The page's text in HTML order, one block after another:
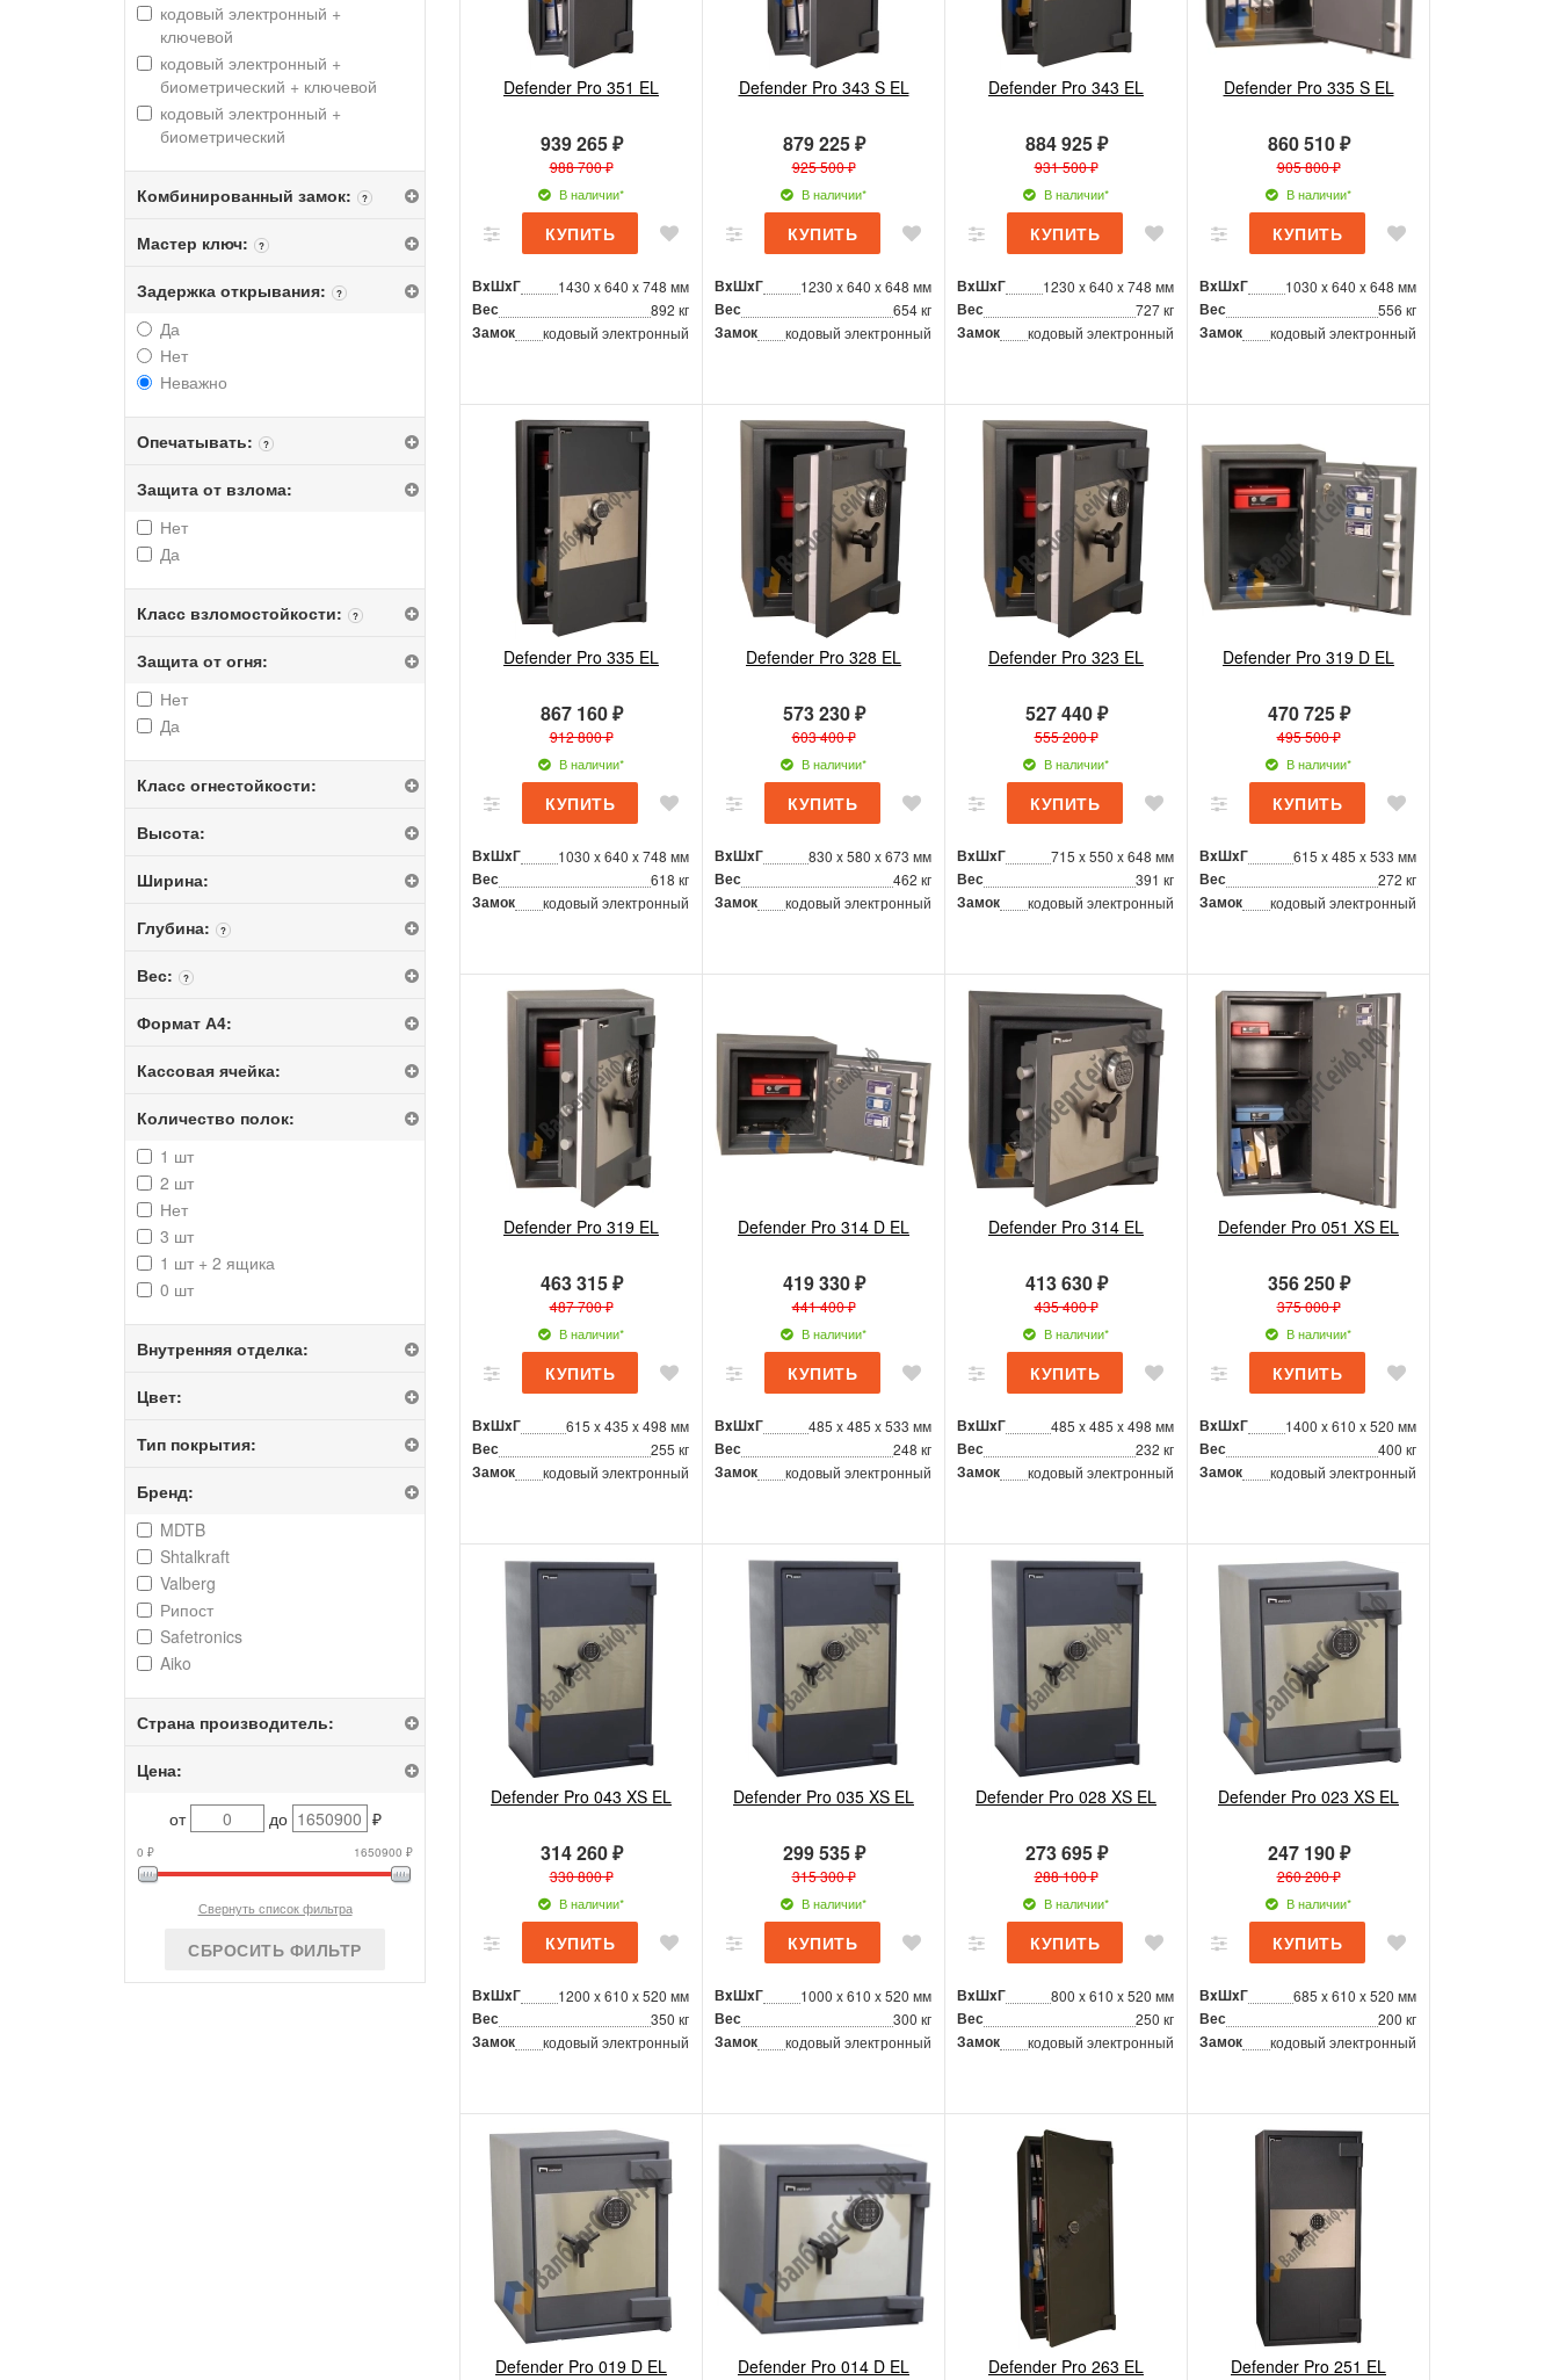
кодовый электронный +
ключевой
кодовый электронный +
биометрический + ключевой
кодовый электронный +
биометрический
Комбинированный замок: ?
Мастер ключ: ?
Задержка открывания: ?
Да
Нет
Неважно
Опечатывать: ?
Защита от взлома:
Нет
Да
Класс взломостойкости: ?
Защита от огня:
Нет
Да
Класс огнестойкости:
Высота:
Ширина:
Глубина: ?
Вес: ?
Формат А4:
Кассовая ячейка:
Количество полок:
1 шт
2 шт
Нет
3 шт
1 шт + 2 ящика
0 шт
Внутренняя отделка:
Цвет:
Тип покрытия:
Бренд:
MDTB
Shtalkraft
Valberg
Рипост
Safetronics
Aiko
Страна производитель:
Цена:
от до ₽
0 ₽ 1650900 ₽
Свернуть список фильтра
СБРОСИТЬ ФИЛЬТР
Defender Pro 351 EL
939 265 ₽
988 700 ₽
В наличии*
ВxШxГ 1430 x 640 x 748 мм
Вес 892 кг
Замок кодовый электронный
Defender Pro 343 S EL
879 225 ₽
925 500 ₽
В наличии*
ВxШxГ 1230 x 640 x 648 мм
Вес 654 кг
Замок кодовый электронный
Defender Pro 343 EL
884 925 ₽
931 500 ₽
В наличии*
ВxШxГ 1230 x 640 x 748 мм
Вес 727 кг
Замок кодовый электронный
Defender Pro 335 S EL
860 510 ₽
905 800 ₽
В наличии*
ВxШxГ 1030 x 640 x 648 мм
Вес 556 кг
Замок кодовый электронный
Defender Pro 335 EL
867 160 ₽
912 800 ₽
В наличии*
ВxШxГ 1030 x 640 x 748 мм
Вес 618 кг
Замок кодовый электронный
Defender Pro 328 EL
573 230 ₽
603 400 ₽
В наличии*
ВxШxГ 830 x 580 x 673 мм
Вес 462 кг
Замок кодовый электронный
Defender Pro 323 EL
527 440 ₽
555 200 ₽
В наличии*
ВxШxГ 715 x 550 x 648 мм
Вес 391 кг
Замок кодовый электронный
Defender Pro 319 D EL
470 725 ₽
495 500 ₽
В наличии*
ВxШxГ 615 x 485 x 533 мм
Вес 272 кг
Замок кодовый электронный
Defender Pro 319 EL
463 315 ₽
487 700 ₽
В наличии*
ВxШxГ 615 x 435 x 498 мм
Вес 255 кг
Замок кодовый электронный
Defender Pro 314 D EL
419 330 ₽
441 400 ₽
В наличии*
ВxШxГ 485 x 485 x 533 мм
Вес 248 кг
Замок кодовый электронный
Defender Pro 314 EL
413 630 ₽
435 400 ₽
В наличии*
ВxШxГ 485 x 485 x 498 мм
Вес 232 кг
Замок кодовый электронный
Defender Pro 051 XS EL
356 250 ₽
375 000 ₽
В наличии*
ВxШxГ 1400 x 610 x 520 мм
Вес 400 кг
Замок кодовый электронный
Defender Pro 043 XS EL
314 260 ₽
330 800 ₽
В наличии*
ВxШxГ 1200 x 610 x 520 мм
Вес 350 кг
Замок кодовый электронный
Defender Pro 035 XS EL
299 535 ₽
315 300 ₽
В наличии*
ВxШxГ 1000 x 610 x 520 мм
Вес 300 кг
Замок кодовый электронный
Defender Pro 028 XS EL
273 695 ₽
288 100 ₽
В наличии*
ВxШxГ 800 x 610 x 520 мм
Вес 250 кг
Замок кодовый электронный
Defender Pro 023 XS EL
247 190 ₽
260 200 ₽
В наличии*
ВxШxГ 685 x 610 x 520 мм
Вес 200 кг
Замок кодовый электронный
Defender Pro 019 D EL Defender Pro 014 D EL Defender Pro 263 EL Defender Pro 251 EL